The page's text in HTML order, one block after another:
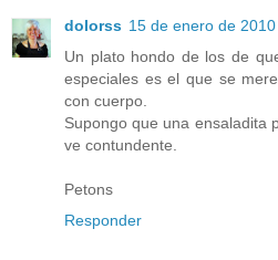
dolorss 15 de enero de
Un plato hondo de los de
especiales es el que se
con cuerpo.
Supongo que una ensaladita
ve contundente.
Petons
Responder